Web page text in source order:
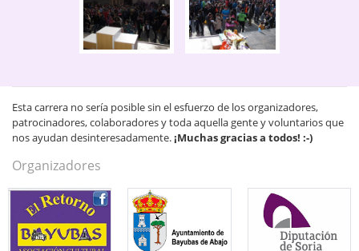
Esta carrera no sería posible sin el esfuerzo de los organizadores,
patrocinadores, colaboradores y toda aquella gente y voluntarios que
nos ayudan desinteresadamente.¡Muchas gracias a todos! :-)
Organizadores